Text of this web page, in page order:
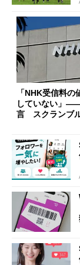
「NHK受信料の
していない」
言 スクランブ